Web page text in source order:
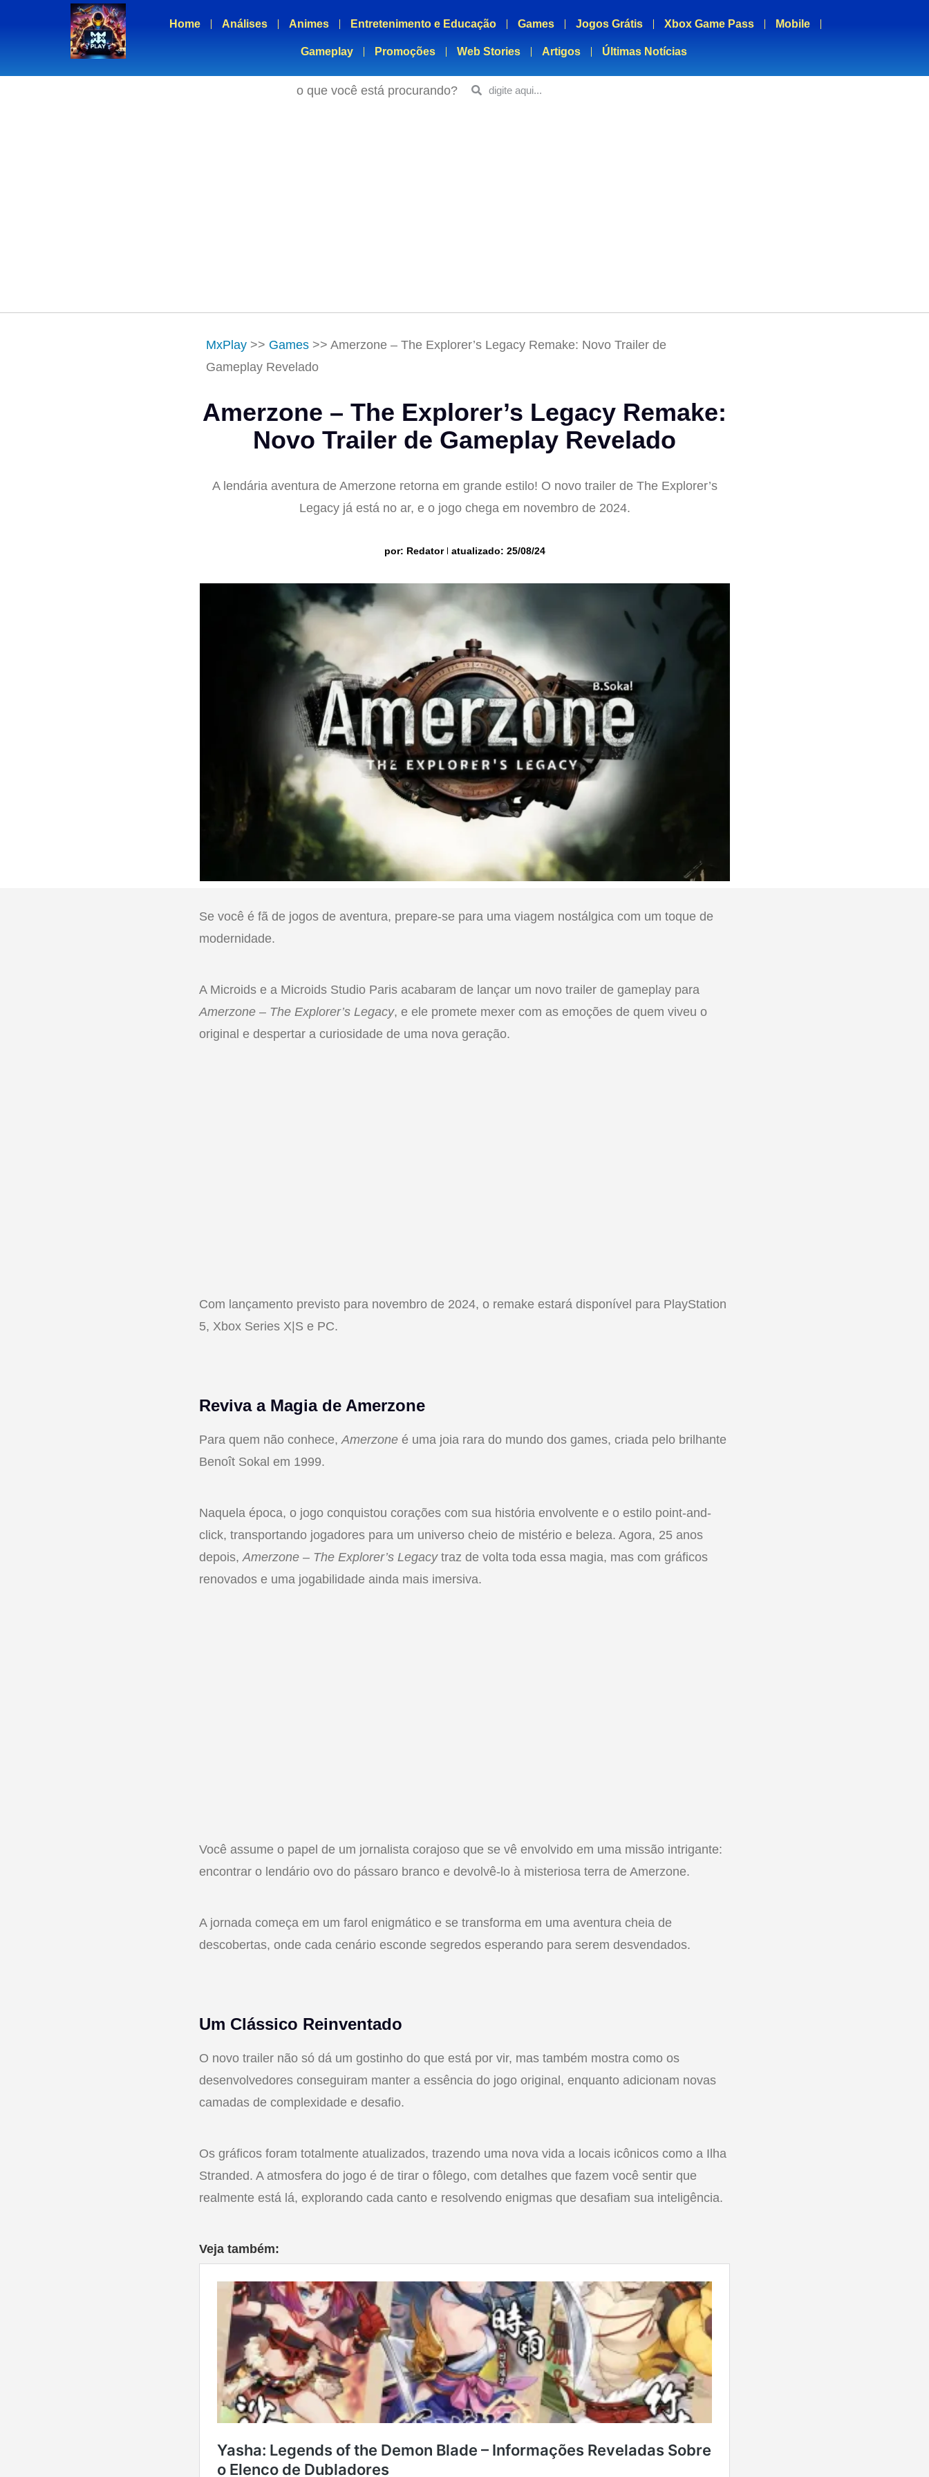
Home Análises Animes Entretenimento e Educação Games Jogos Grátis Xbox Game Pass Mobile
Gameplay Promoções Web Stories Artigos Últimas Notícias
o que você está procurando?
MxPlay >> Games >> Amerzone – The Explorer’s Legacy Remake: Novo Trailer de
Gameplay Revelado
Amerzone – The Explorer’s Legacy Remake:
Novo Trailer de Gameplay Revelado
A lendária aventura de Amerzone retorna em grande estilo! O novo trailer de The Explorer’s
Legacy já está no ar, e o jogo chega em novembro de 2024.
por: Redator atualizado: 25/08/24
Se você é fã de jogos de aventura, prepare-se para uma viagem nostálgica com um toque de
modernidade.
A Microids e a Microids Studio Paris acabaram de lançar um novo trailer de gameplay para
Amerzone – The Explorer’s Legacy, e ele promete mexer com as emoções de quem viveu o
original e despertar a curiosidade de uma nova geração.
Com lançamento previsto para novembro de 2024, o remake estará disponível para PlayStation
5, Xbox Series X|S e PC.
Reviva a Magia de Amerzone
Para quem não conhece,Amerzone é uma joia rara do mundo dos games, criada pelo brilhante
Benoît Sokal em 1999.
Naquela época, o jogo conquistou corações com sua história envolvente e o estilo point-and-
click, transportando jogadores para um universo cheio de mistério e beleza. Agora, 25 anos
depois,Amerzone – The Explorer’s Legacytraz de volta toda essa magia, mas com gráficos
renovados e uma jogabilidade ainda mais imersiva.
Você assume o papel de um jornalista corajoso que se vê envolvido em uma missão intrigante:
encontrar o lendário ovo do pássaro branco e devolvê-lo à misteriosa terra de Amerzone.
A jornada começa em um farol enigmático e se transforma em uma aventura cheia de
descobertas, onde cada cenário esconde segredos esperando para serem desvendados.
Um Clássico Reinventado
O novo trailer não só dá um gostinho do que está por vir, mas também mostra como os
desenvolvedores conseguiram manter a essência do jogo original, enquanto adicionam novas
camadas de complexidade e desafio.
Os gráficos foram totalmente atualizados, trazendo uma nova vida a locais icônicos como a Ilha
Stranded. A atmosfera do jogo é de tirar o fôlego, com detalhes que fazem você sentir que
realmente está lá, explorando cada canto e resolvendo enigmas que desafiam sua inteligência.
Veja também: